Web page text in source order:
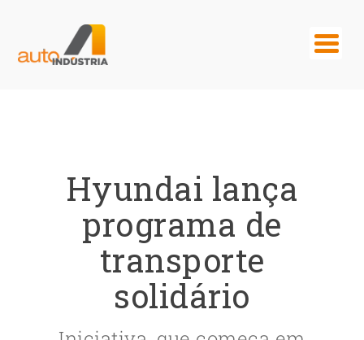
Hyundai lança
programa de
transporte
solidário